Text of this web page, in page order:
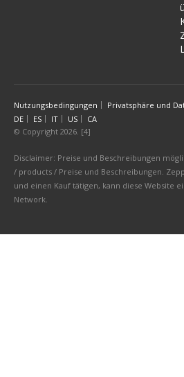
Nutzungsbedingungen Privatsphäre und
DE
ES IT US
CA
© Copyright 2026. [4]
Disclaimer: Preise und Beschreibungen
/ products / Preise und Beschreibungen.
und einen Kauf tätigen, kann diese Website
Network.